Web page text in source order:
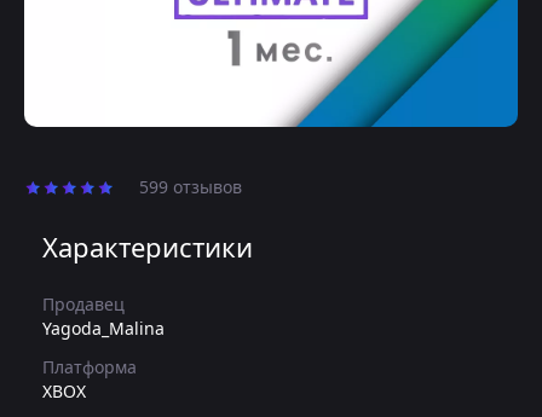
599 отзывов
Характеристики
Продавец
Yagoda_Malina
Платформа
XBOX